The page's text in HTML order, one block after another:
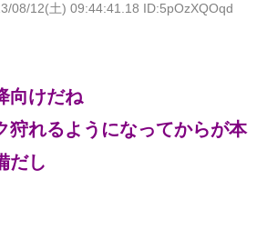
08/12(土) 09:44:41.18 ID:5pOzXQOqd
向けだね
狩れるようになってからが本
だし